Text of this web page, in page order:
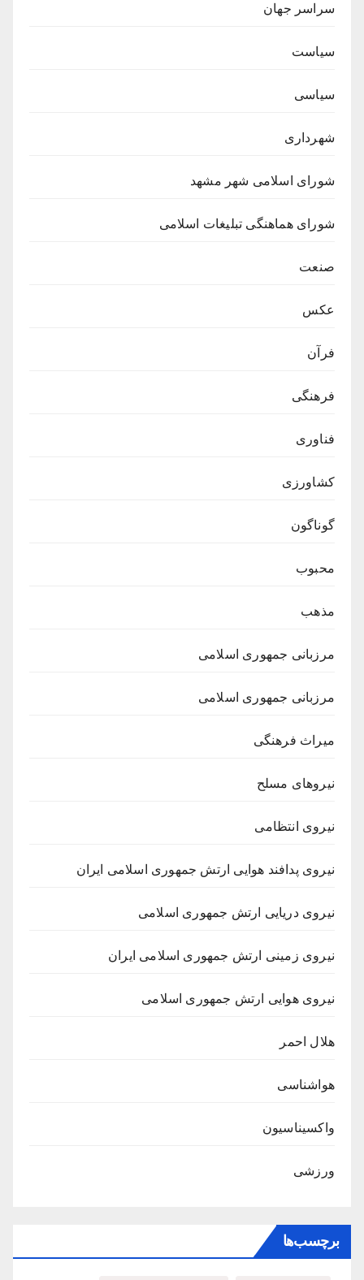
سراسر جهان
سیاست
سیاسی
شهرداری
شورای اسلامی شهر مشهد
شورای هماهنگی تبلیغات اسلامی
صنعت
عکس
فرآن
فرهنگی
فناوری
کشاورزی
گوناگون
محبوب
مذهب
مرزبانی جمهوری اسلامی
مرزبانی جمهوری اسلامی
میراث فرهنگی
نیروهای مسلح
نیروی انتظامی
نیروی پدافند هوایی ارتش جمهوری اسلامی ایران
نیروی دریایی ارتش جمهوری اسلامی
نیروی زمینی ارتش جمهوری اسلامی ایران
نیروی هوایی ارتش جمهوری اسلامی
هلال احمر
هواشناسی
واکسیناسیون
ورزشی
برچسب‌ها